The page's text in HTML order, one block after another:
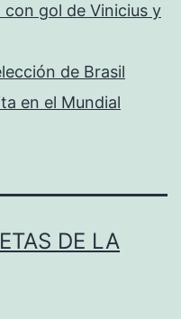
con gol de Vinicius y
de Brasil
en el Mundial
DE LA